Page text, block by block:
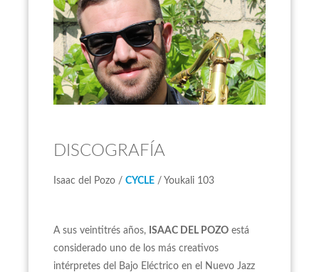
DISCOGRAFÍA
Isaac del Pozo / CYCLE / Youkali 103
A sus veintitrés años, ISAAC DEL POZO está
considerado uno de los más creativos
intérpretes del Bajo Eléctrico en el Nuevo Jazz